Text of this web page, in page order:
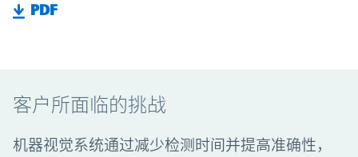
PDF
客户所面临的挑战
机器视觉系统通过减少检测时间并提高准确性，